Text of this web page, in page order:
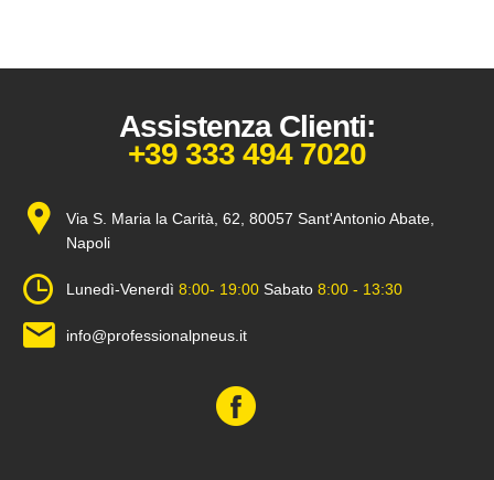
Assistenza Clienti:
+39 333 494 7020
Via S. Maria la Carità, 62, 80057 Sant'Antonio Abate,
Napoli
Lunedì-Venerdì 8:00- 19:00 Sabato 8:00 - 13:30
info@professionalpneus.it